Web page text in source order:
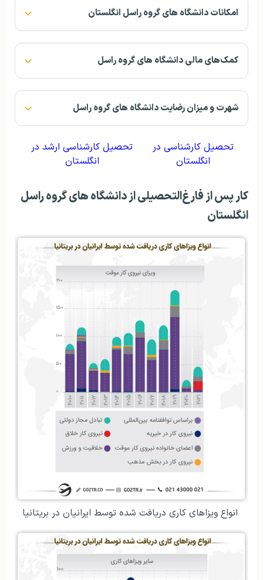
امکانات دانشگاه های گروه راسل انگلستان
کمک‌های مالی دانشگاه های گروه راسل
شهرت و میزان رضایت دانشگاه های گروه راسل
تحصیل کارشناسی در
انگلستان
تحصیل کارشناسی ارشد در
انگلستان
کار پس از فارغ‌التحصیلی از دانشگاه های گروه راسل
انگلستان
انواع ویزاهای کاری دریافت شده توسط ایرانیان در بریتانیا